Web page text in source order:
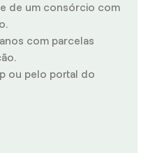
de um consórcio com
com parcelas
ou pelo portal do